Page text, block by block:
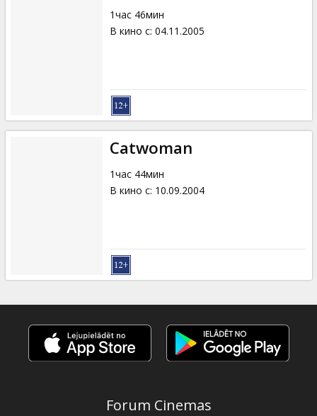
1час 46мин
В кино с: 04.11.2005
Catwoman
1час 44мин
В кино с: 10.09.2004
Forum Cinemas